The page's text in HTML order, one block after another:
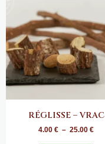
RÉGLISSE – VRAC
4.00 € – 25.00 €